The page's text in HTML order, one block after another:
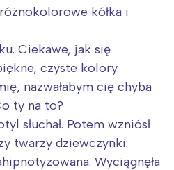
kółka i
Ciekawe, jak się
czyste kolory.
nazwałabym cię chyba
ty na to?
słuchał. Potem wzniósł
twarzy dziewczynki.
Wyciągnęła
Południe
Wszystkie